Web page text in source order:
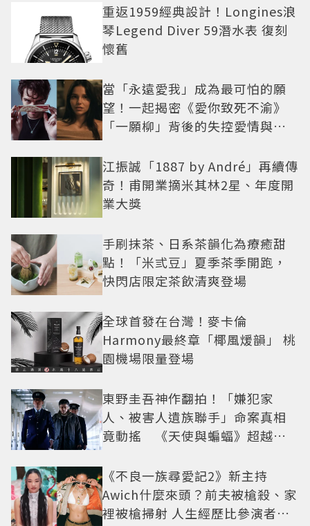
重返1959經典設計！Longines浪
琴Legend Diver 59潛水表 復刻
懷舊
當「永遠愛我」成為最可怕的願
望！一起揭密《愛你致死不渝》
「一願柳」背後的失控愛情與爆
江振誠「1887 by André」再續傳
奇！甫開業摘米其林2星、年度開
業大獎
手刷抹茶、日系茶韻化為療癒甜
點！「米弎豆」夏季茶季開跑，
快閃店限定茶飲清爽登場
全球首發在台灣！麥卡倫
Harmony最終章「椰風煖韻」 桃
園機場限量登場
東野圭吾神作翻拍！「嫌犯家
人、被害人遺族聯手」命案真相
竟動搖 《天使與蝙蝠》超越懸
《不良一族尋愛記2》新主持
Awich什麼來頭？前夫被槍殺、家
裡被槍掃射 人生經歷比參演者還